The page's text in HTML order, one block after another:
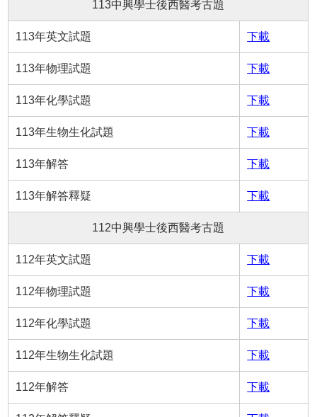
113中興學士後西醫考古題
113年英文試題 下載
113年物理試題 下載
113年化學試題 下載
113年生物生化試題 下載
113年解答 下載
113年解答釋疑 下載
112中興學士後西醫考古題
112年英文試題 下載
112年物理試題 下載
112年化學試題 下載
112年生物生化試題 下載
112年解答 下載